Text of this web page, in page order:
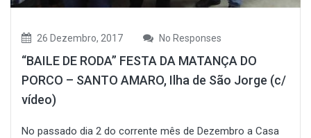
26 Dezembro, 2017 No Responses
“BAILE DE RODA” FESTA DA MATANÇA DO
PORCO – SANTO AMARO, Ilha de São Jorge (c/
vídeo)
No passado dia 2 do corrente mês de Dezembro a Casa